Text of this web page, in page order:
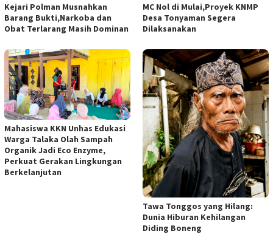
Kejari Polman Musnahkan
Barang Bukti,Narkoba dan
Obat Terlarang Masih Dominan
MC Nol di Mulai,Proyek KNMP
Desa Tonyaman Segera
Dilaksanakan
Mahasiswa KKN Unhas Edukasi
Warga Talaka Olah Sampah
Organik Jadi Eco Enzyme,
Perkuat Gerakan Lingkungan
Berkelanjutan
Tawa Tonggos yang Hilang:
Dunia Hiburan Kehilangan
Diding Boneng